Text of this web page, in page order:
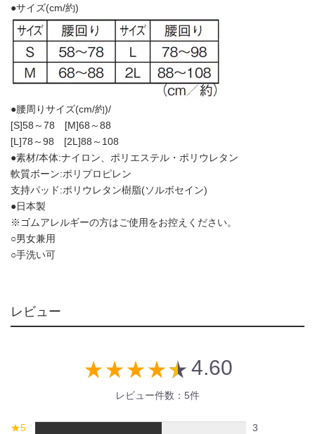
●サイズ(cm/約)
●腰周りサイズ(cm/約)/
[S]58～78 [M]68～88
[L]78～98 [2L]88～108
●素材/本体:ナイロン、ポリエステル・ポリウレタン
軟質ボーン:ポリプロピレン
支持パッド:ポリウレタン樹脂(ソルボセイン)
●日本製
※ゴムアレルギーの方はご使用をお控えください。
○男女兼用
○手洗い可
レビュー
star_rate star_rate star_rate star_ratestar_rate 4.60
レビュー件数：5件
★5
3